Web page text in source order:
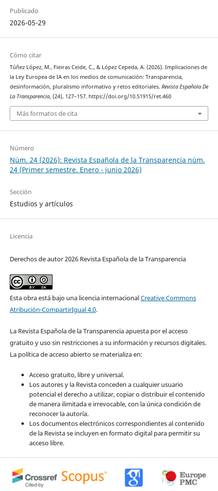
Publicado
2026-05-29
Cómo citar
Túñez López, M., Fieiras Ceide, C., & López Cepeda, A. (2026). Implicaciones de
la Ley Europea de IA en los medios de comunicación: Transparencia,
desinformación, pluralismo informativo y retos editoriales. Revista Española De
La Transparencia, (24), 127–157. https://doi.org/10.51915/ret.460
Más formatos de cita
Número
Núm. 24 (2026): Revista Española de la Transparencia núm.
24 (Primer semestre. Enero - junio 2026)
Sección
Estudios y artículos
Licencia
Derechos de autor 2026 Revista Española de la Transparencia
Esta obra está bajo una licencia internacionalCreative Commons
Atribución-CompartirIgual 4.0.
La Revista Española de la Transparencia apuesta por el acceso
gratuito y uso sin restricciones a su información y recursos digitales.
La política de acceso abierto se materializa en:
Acceso gratuito, libre y universal.
Los autores y la Revista conceden a cualquier usuario
potencial el derecho a utilizar, copiar o distribuir el contenido
de manera ilimitada e irrevocable, con la única condición de
reconocer la autoría.
Los documentos electrónicos correspondientes al contenido
de la Revista se incluyen en formato digital para permitir su
acceso libre.